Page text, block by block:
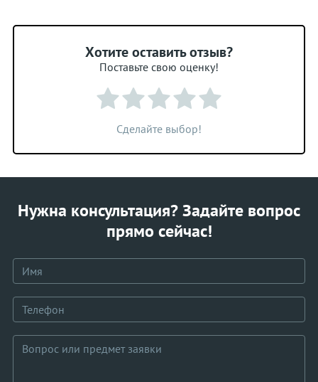
Хотите оставить отзыв?
Поставьте свою оценку!
Сделайте выбор!
Нужна консультация? Задайте вопрос
прямо сейчас!